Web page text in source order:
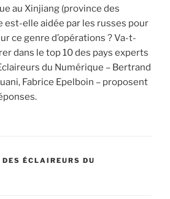
au Xinjiang (province des
est-elle aidée par les russes pour
ce genre d’opérations ? Va-t-
dans le top 10 des pays experts
du Numérique – Bertrand
Fabrice Epelboin – proposent
ÉCLAIREURS DU